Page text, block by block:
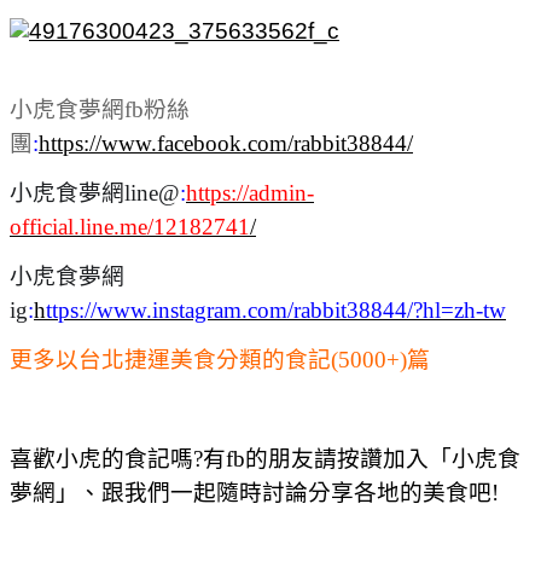
小虎食夢網fb粉絲
團 :https://www.facebook.com/rabbit38844/
小虎食夢網line@:https://admin-
official.line.me/12182741/
小虎食夢網
ig:https://www.instagram.com/rabbit38844/?hl=zh-tw
更多以台北捷運美食分類的食記(5000+)篇
喜歡小虎的食記嗎?有fb的朋友請按讚加入「小虎食
夢網」、跟我們一起隨時討論分享各地的美食吧!